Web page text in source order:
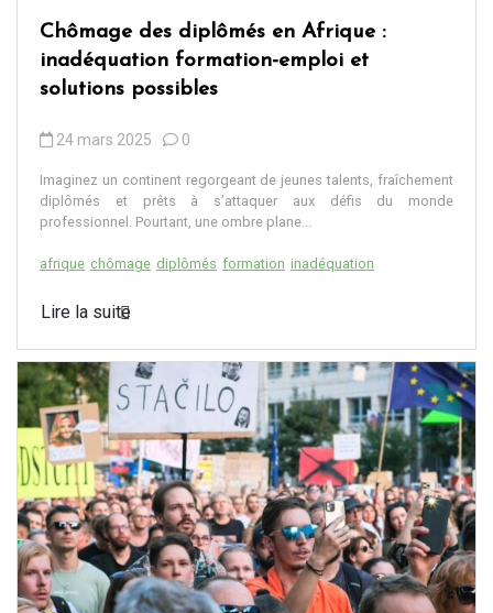
Chômage des diplômés en Afrique :
inadéquation formation-emploi et
solutions possibles
24 mars 2025 0
Imaginez un continent regorgeant de jeunes talents, fraîchement
diplômés et prêts à s’attaquer aux défis du monde
professionnel. Pourtant, une ombre plane...
afrique chômage diplômés formation inadéquation
Lire la suite